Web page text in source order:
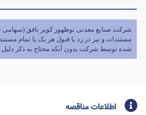
شرکت صنایع معدنی نوظهور کویر بافق
مستندات و نیز در رد یا قبول هر یک یا تمام
شده توسط شرکت بدون آنکه محتاج به ذکر
اطلاعات مناقصه